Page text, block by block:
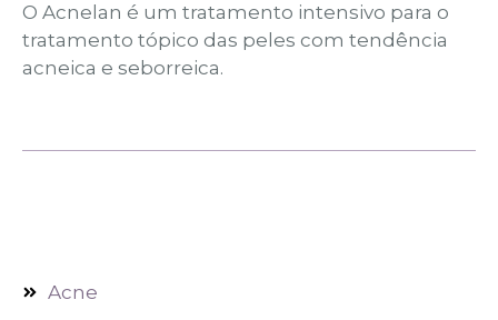
O Acnelan é um tratamento intensivo para o
tratamento tópico das peles com tendência
acneica e seborreica.
Acne